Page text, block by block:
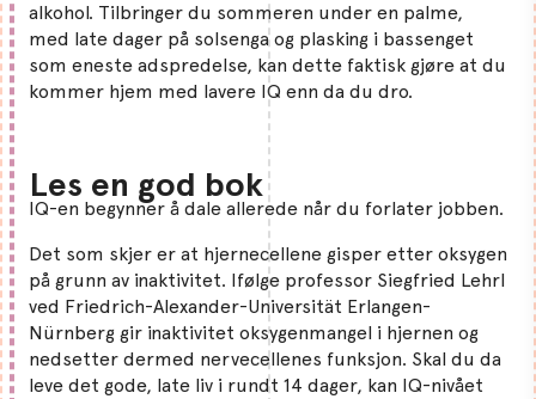
alkohol. Tilbringer du sommeren under en palme,
med late dager på solsenga og plasking i bassenget
som eneste adspredelse, kan dette faktisk gjøre at du
kommer hjem med lavere IQ enn da du dro.
Les en god bok
IQ-en begynner å dale allerede når du forlater jobben.
Det som skjer er at hjernecellene gisper etter oksygen
på grunn av inaktivitet. Ifølge professor Siegfried Lehrl
ved Friedrich-Alexander-Universität Erlangen-
Nürnberg gir inaktivitet oksygenmangel i hjernen og
nedsetter dermed nervecellenes funksjon. Skal du da
leve det gode, late liv i rundt 14 dager, kan IQ-nivået